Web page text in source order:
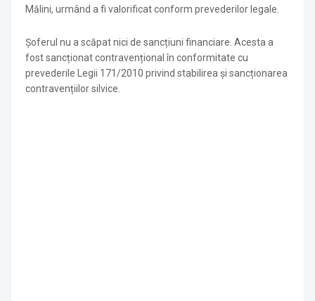
Mălini, urmând a fi valorificat conform prevederilor legale.
Șoferul nu a scăpat nici de sancțiuni financiare. Acesta a
fost sancționat contravențional în conformitate cu
prevederile Legii 171/2010 privind stabilirea și sancționarea
contravențiilor silvice.